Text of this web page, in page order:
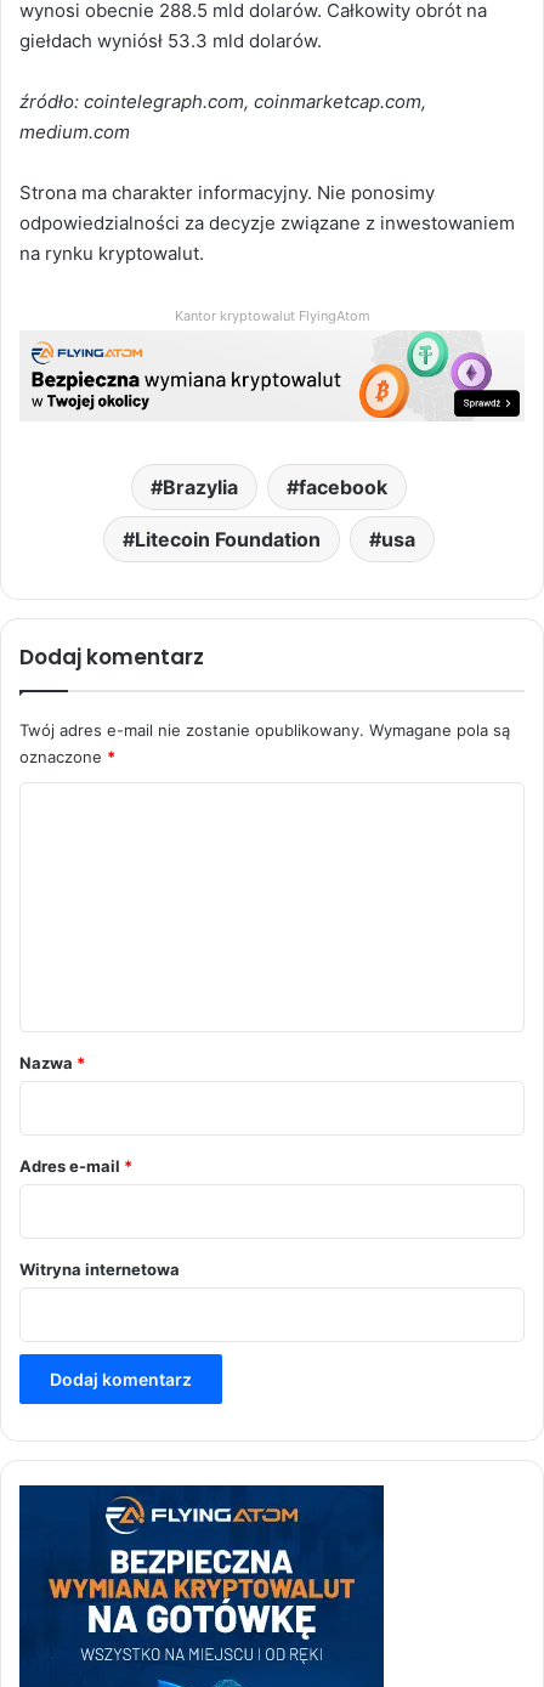
wynosi obecnie 288.5 mld dolarów. Całkowity obrót na
giełdach wyniósł 53.3 mld dolarów.
źródło: cointelegraph.com, coinmarketcap.com,
medium.com
Strona ma charakter informacyjny. Nie ponosimy
odpowiedzialności za decyzje związane z inwestowaniem
na rynku kryptowalut.
Kantor kryptowalut FlyingAtom
Brazylia facebook
Litecoin Foundation usa
Dodaj komentarz
Twój adres e-mail nie zostanie opublikowany. Wymagane pola są
oznaczone *
r
*
Nazwa *
Adres e-mail *
Witryna internetowa